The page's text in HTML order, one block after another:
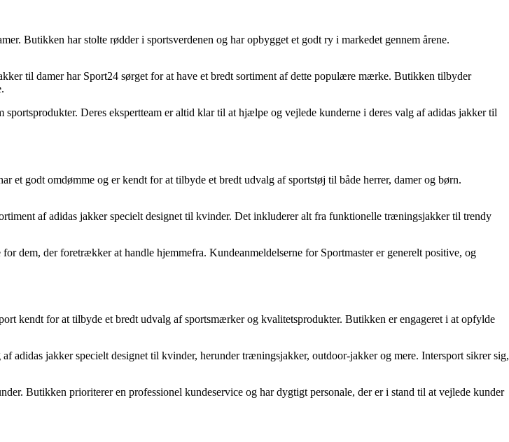
Butikken har stolte rødder i sportsverdenen og har opbygget et godt ry i markedet gennem årene.
til damer har Sport24 sørget for at have et bredt sortiment af dette populære mærke. Butikken tilbyder
Deres ekspertteam er altid klar til at hjælpe og vejlede kunderne i deres valg af adidas jakker til
godt omdømme og er kendt for at tilbyde et bredt udvalg af sportstøj til både herrer, damer og børn.
af adidas jakker specielt designet til kvinder. Det inkluderer alt fra funktionelle træningsjakker til trendy
dem, der foretrækker at handle hjemmefra. Kundeanmeldelserne for Sportmaster er generelt positive, og
kendt for at tilbyde et bredt udvalg af sportsmærker og kvalitetsprodukter. Butikken er engageret i at opfylde
adidas jakker specielt designet til kvinder, herunder træningsjakker, outdoor-jakker og mere. Intersport sikrer sig,
Butikken prioriterer en professionel kundeservice og har dygtigt personale, der er i stand til at vejlede kunder